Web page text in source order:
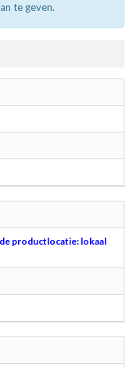
te geven.
productlocatie: lokaal